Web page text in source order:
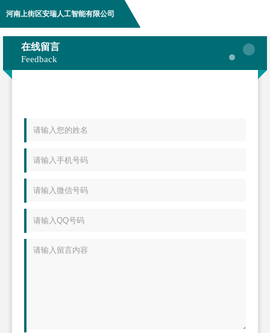
河南上街区安瑞人工智能有限公司
在线留言
Feedback